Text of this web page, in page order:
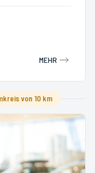
MEHR
von 10 km